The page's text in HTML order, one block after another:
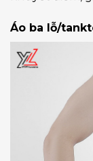
Áo ba lỗ/